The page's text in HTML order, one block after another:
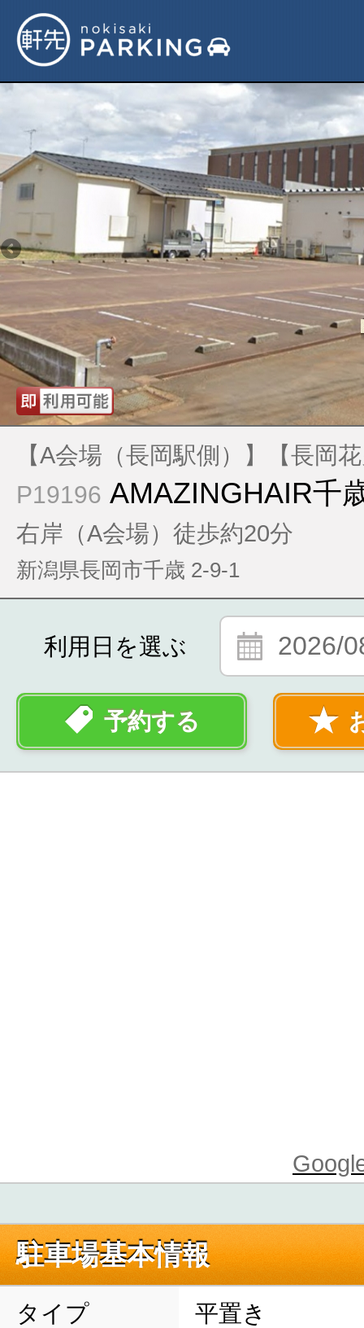
【A会場（長岡駅側）】【長岡
P19196 AMAZINGHAIR千
右岸（A会場）徒歩約20分
新潟県長岡市千歳 2-9-1
利用日を選ぶ 2026/
予約する
駐車場基本情報
タイプ 平置き